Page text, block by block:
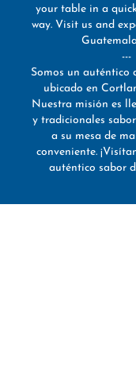
your table in a
way. Visit us and
---
Somos un auténtico
ubicado en
Nuestra misión es
y tradicionales
a su mesa de
conveniente.
auténtico sabor